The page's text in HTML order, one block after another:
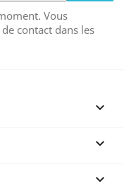
Vous
contact dans les


